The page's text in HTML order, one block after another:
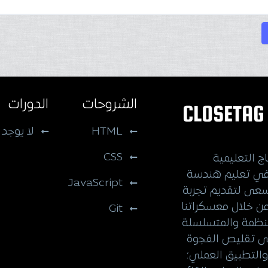
التعليمية
تعليم هندسة
لتقديم تجربة
خلال معسكراتنا
والمتسلسلة
تقليص الفجوة
العملي؛
الشروحات
HTML
CSS
JavaScript
Git
الدورات
لا يوجد